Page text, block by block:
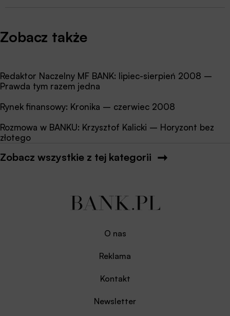
Zobacz także
Redaktor Naczelny MF BANK: lipiec-sierpień 2008 –
Prawda tym razem jedna
Rynek finansowy: Kronika – czerwiec 2008
Rozmowa w BANKU: Krzysztof Kalicki – Horyzont bez
złotego
Zobacz wszystkie z tej kategorii
O nas
Reklama
Kontakt
Newsletter